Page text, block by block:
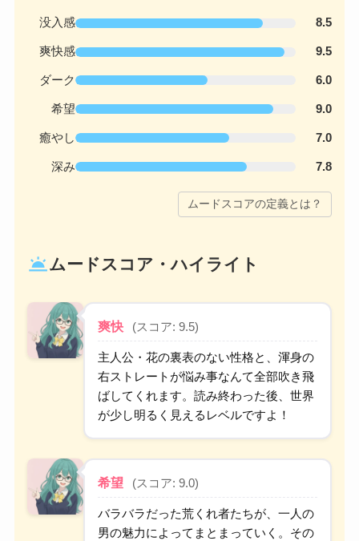
没入感 8.5
爽快感 9.5
ダーク 6.0
希望 9.0
癒やし 7.0
深み 7.8
ムードスコアの定義とは？
wb_twilight ムードスコア・ハイライト
爽快 (スコア: 9.5)
主人公・花の裏表のない性格と、渾身の
右ストレートが悩み事なんて全部吹き飛
ばしてくれます。読み終わった後、世界
が少し明るく見えるレベルですよ！
希望 (スコア: 9.0)
バラバラだった荒くれ者たちが、一人の
男の魅力によってまとまっていく。その